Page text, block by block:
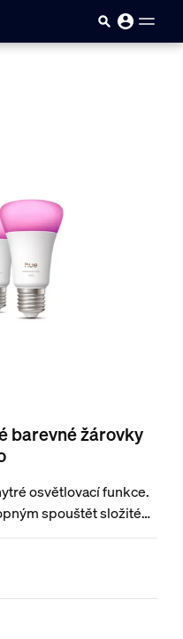
k hlavnímu obsahu
barevné žárovky
osvětlovací funkce.
spouštět složité
je rychlejší a
startovací sady
navodíte
atmosféru.